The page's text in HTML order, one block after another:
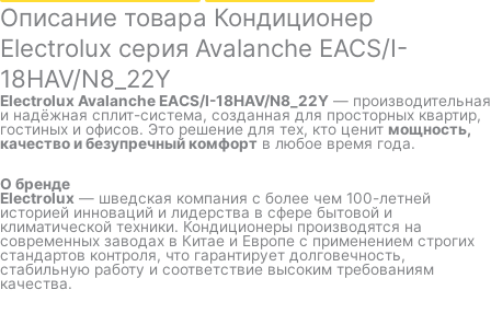
Описание товара Кондиционер
Electrolux серия Avalanche EACS/I-
18HAV/N8_22Y
Electrolux Avalanche EACS/I-18HAV/N8_22Y — производительная
и надёжная сплит-система, созданная для просторных квартир,
гостиных и офисов. Это решение для тех, кто ценит мощность,
качество и безупречный комфорт в любое время года.
О бренде
Electrolux — шведская компания с более чем 100-летней
историей инноваций и лидерства в сфере бытовой и
климатической техники. Кондиционеры производятся на
современных заводах в Китае и Европе с применением строгих
стандартов контроля, что гарантирует долговечность,
стабильную работу и соответствие высоким требованиям
качества.